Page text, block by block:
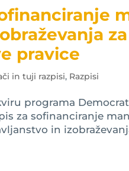
pravice
in tuji razpisi, Razpisi
programa
za sofinanciranje
in